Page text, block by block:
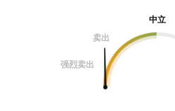
中立
卖出
强烈卖出